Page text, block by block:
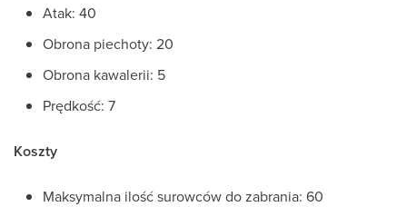
Atak: 40
Obrona piechoty: 20
Obrona kawalerii: 5
Prędkość: 7
Koszty
Maksymalna ilość surowców do zabrania: 60